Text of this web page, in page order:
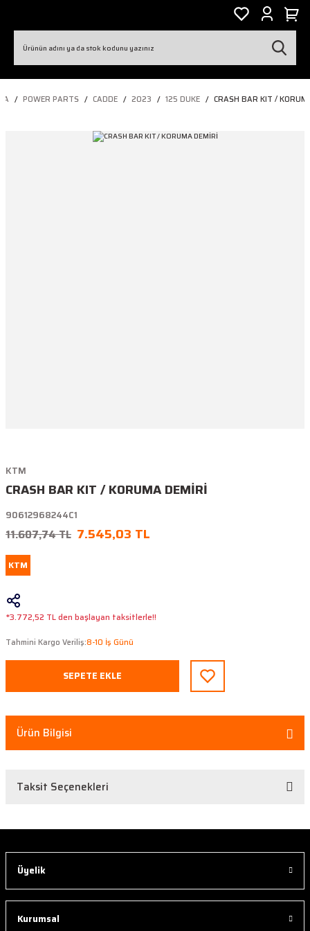
POWER PARTS CADDE 2023 125 DUKE CRASH BAR KIT /
KTM
CRASH BAR KIT / KORUMA DEMİRİ
90612968244C1
11.607,74 TL 7.545,03 TL
KTM
*3.772,52 TL den başlayan taksitlerle!!
Tahmini Kargo Veriliş:8-10 İş Günü
SEPETE EKLE
Ürün Bilgisi
Taksit Seçenekleri
Üyelik
Kurumsal